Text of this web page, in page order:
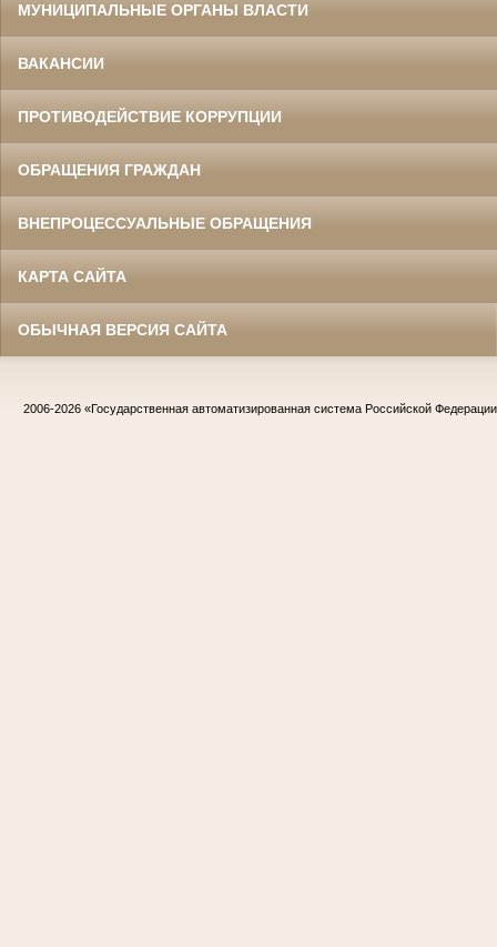
МУНИЦИПАЛЬНЫЕ ОРГАНЫ ВЛАСТИ
ВАКАНСИИ
ПРОТИВОДЕЙСТВИЕ КОРРУПЦИИ
ОБРАЩЕНИЯ ГРАЖДАН
ВНЕПРОЦЕССУАЛЬНЫЕ ОБРАЩЕНИЯ
КАРТА САЙТА
ОБЫЧНАЯ ВЕРСИЯ САЙТА
2006-2026 «Государственная автоматизированная система Российской